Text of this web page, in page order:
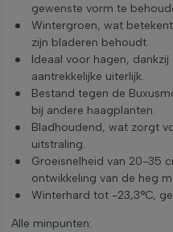
gewenste vorm te
Wintergroen, wat
zijn bladeren behoudt.
Ideaal voor hagen,
aantrekkelijke uiterlijk.
Bestand tegen de
bij andere haagplanten.
Bladhoudend, wat zorgt
uitstraling.
Groeisnelheid van 20-35
ontwikkeling van de heg
Winterhard tot -23,3°C,
Alle minpunten: